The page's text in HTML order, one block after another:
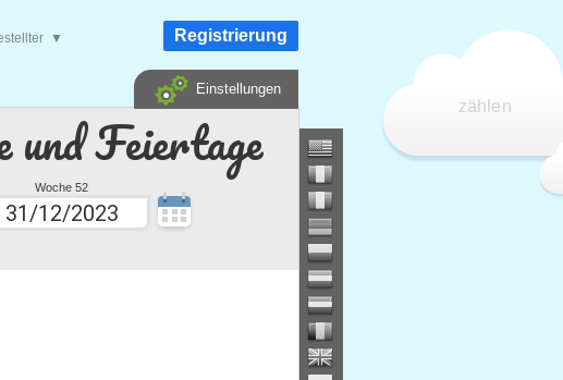
und Feiertage
Woche 52
zählen
▼ Registrierung
Einstellungen